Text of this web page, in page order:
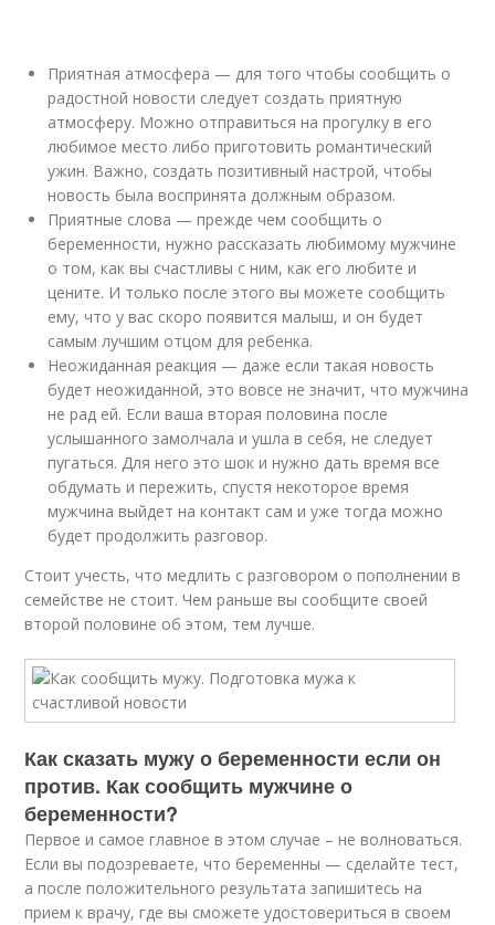
Приятная атмосфера — для того чтобы сообщить о
радостной новости следует создать приятную
атмосферу. Можно отправиться на прогулку в его
любимое место либо приготовить романтический
ужин. Важно, создать позитивный настрой, чтобы
новость была воспринята должным образом.
Приятные слова — прежде чем сообщить о
беременности, нужно рассказать любимому мужчине
о том, как вы счастливы с ним, как его любите и
цените. И только после этого вы можете сообщить
ему, что у вас скоро появится малыш, и он будет
самым лучшим отцом для ребенка.
Неожиданная реакция — даже если такая новость
будет неожиданной, это вовсе не значит, что мужчина
не рад ей. Если ваша вторая половина после
услышанного замолчала и ушла в себя, не следует
пугаться. Для него это шок и нужно дать время все
обдумать и пережить, спустя некоторое время
мужчина выйдет на контакт сам и уже тогда можно
будет продолжить разговор.
Стоит учесть, что медлить с разговором о пополнении в
семействе не стоит. Чем раньше вы сообщите своей
второй половине об этом, тем лучше.
Как сказать мужу о беременности если он
против. Как сообщить мужчине о
беременности?
Первое и самое главное в этом случае – не волноваться.
Если вы подозреваете, что беременны — сделайте тест,
а после положительного результата запишитесь на
прием к врачу, где вы сможете удостовериться в своем